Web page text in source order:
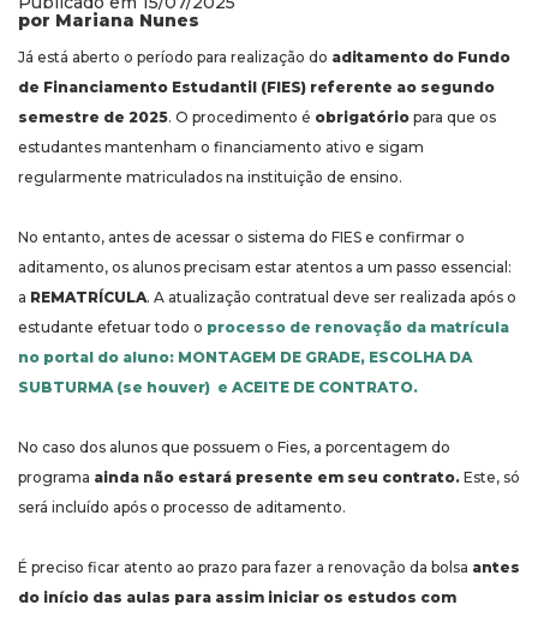
por Mariana Nunes
Já está aberto o período para realização do aditamento do Fundo
de Financiamento Estudantil (FIES) referente ao segundo
semestre de 2025. O procedimento é obrigatório para que os
estudantes mantenham o financiamento ativo e sigam
regularmente matriculados na instituição de ensino.
No entanto, antes de acessar o sistema do FIES e confirmar o
aditamento, os alunos precisam estar atentos a um passo essencial:
a REMATRÍCULA. A atualização contratual deve ser realizada após o
estudante efetuar todo o processo de renovação da matrícula
no portal do aluno: MONTAGEM DE GRADE, ESCOLHA DA
SUBTURMA (se houver) e ACEITE DE CONTRATO.
No caso dos alunos que possuem o Fies, a porcentagem do
programa ainda não estará presente em seu contrato. Este, só
será incluído após o processo de aditamento.
É preciso ficar atento ao prazo para fazer a renovação da bolsa antes
do início das aulas para assim iniciar os estudos com